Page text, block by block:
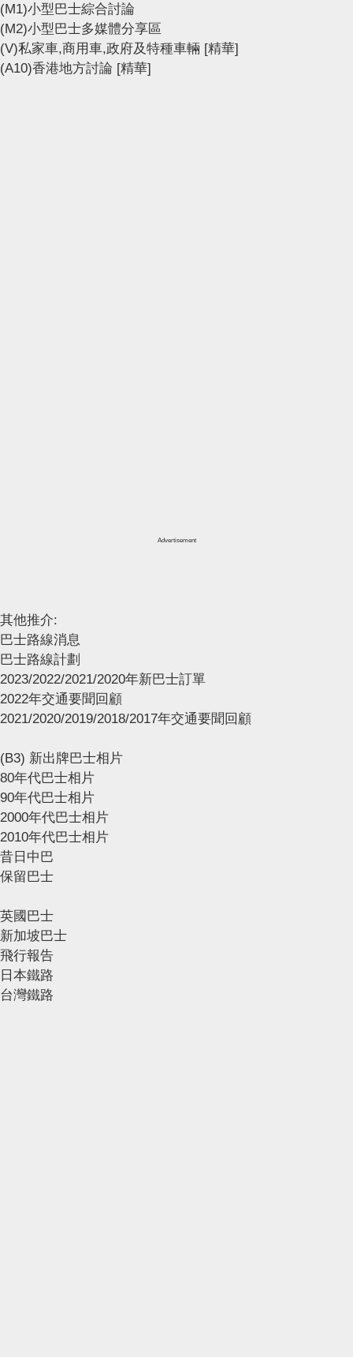
(M1)小型巴士綜合討論
(M2)小型巴士多媒體分享區
(V)私家車,商用車,政府及特種車輛 [精華]
(A10)香港地方討論 [精華]
Advertisement
其他推介:
巴士路線消息
巴士路線計劃
2023/2022/2021/2020年新巴士訂單
2022年交通要聞回顧
2021/2020/2019/2018/2017年交通要聞回顧
(B3) 新出牌巴士相片
80年代巴士相片
90年代巴士相片
2000年代巴士相片
2010年代巴士相片
昔日中巴
保留巴士
英國巴士
新加坡巴士
飛行報告
日本鐵路
台灣鐵路